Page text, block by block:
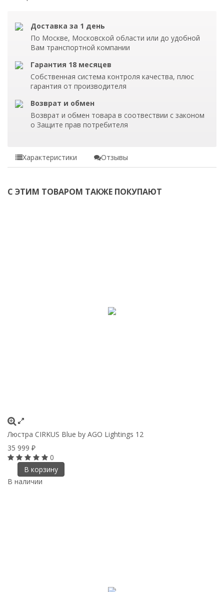
Доставка за 1 день
По Москве, Московской области или до удобной
Вам транспортной компании
Гарантия 18 месяцев
Собственная система контроля качества, плюс
гарантия от производителя
Возврат и обмен
Возврат и обмен товара в соотвествии с законом
о Защите прав потребителя
Характеристики Отзывы
С ЭТИМ ТОВАРОМ ТАКЖЕ ПОКУПАЮТ
Люстра CIRKUS Blue by AGO Lightings 12
35 999 ₽
0
В корзину
В наличии